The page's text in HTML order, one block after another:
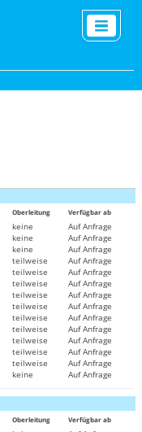
Oberleitung Verfügbar ab
keine
Auf Anfrage
keine
Auf Anfrage
keine
Auf Anfrage
teilweise
Auf Anfrage
teilweise
Auf Anfrage
teilweise
Auf Anfrage
teilweise
Auf Anfrage
teilweise
Auf Anfrage
teilweise
Auf Anfrage
teilweise
Auf Anfrage
teilweise
Auf Anfrage
teilweise
Auf Anfrage
teilweise
Auf Anfrage
keine Auf Anfrage
Oberleitung Verfügbar ab